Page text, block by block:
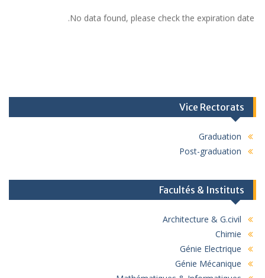
No data found, please check the expiration date.
Vice Rectorats
Graduation
Post-graduation
Facultés & Instituts
Architecture & G.civil
Chimie
Génie Electrique
Génie Mécanique